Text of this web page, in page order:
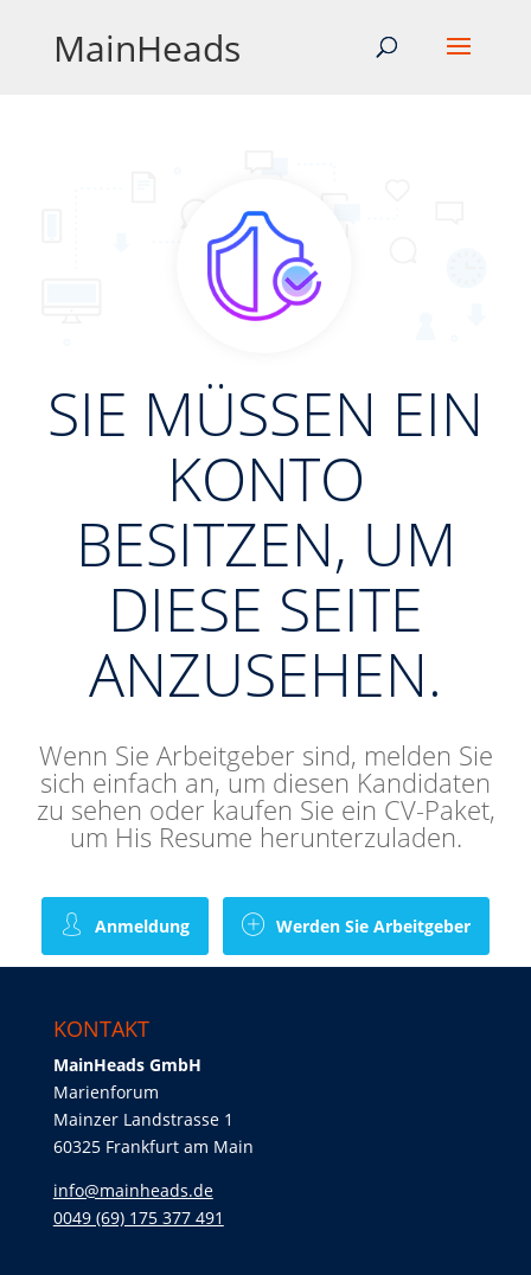
MainHeads
SIE MÜSSEN EIN
KONTO
BESITZEN, UM
DIESE SEITE
ANZUSEHEN.
Wenn Sie Arbeitgeber sind, melden Sie
sich einfach an, um diesen Kandidaten
zu sehen oder kaufen Sie ein CV-Paket,
um His Resume herunterzuladen.
Anmeldung Werden Sie Arbeitgeber
KONTAKT
MainHeads GmbH
Marienforum
Mainzer Landstrasse 1
60325 Frankfurt am Main
info@mainheads.de
0049 (69) 175 377 491